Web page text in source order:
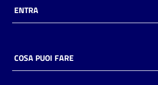
online
ENTRA
COSA PUOI FARE